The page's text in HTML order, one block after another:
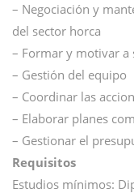
– Negociación y
del sector horca
– Formar y motivar a
– Gestión del equipo
– Coordinar las
– Elaborar planes
– Gestionar el
Requisitos
Estudios mínimos: